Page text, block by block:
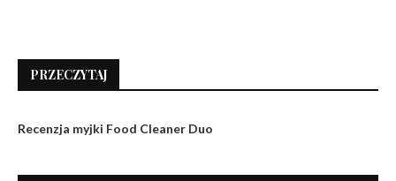
PRZECZYTAJ
Recenzja myjki Food Cleaner Duo